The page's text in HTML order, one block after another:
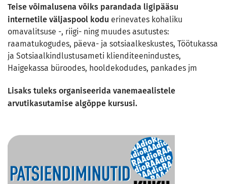
Teise võimalusena võiks parandada ligipääsu
internetile väljaspool kodu erinevates kohaliku
omavalitsuse -, riigi- ning muudes asutustes:
raamatukogudes, päeva- ja sotsiaalkeskustes, Töötukassa
ja Sotsiaalkindlustusameti klienditeenindustes,
Haigekassa büroodes, hooldekodudes, pankades jm
Lisaks tuleks organiseerida vanemaealistele
arvutikasutamise algõppe kursusi.